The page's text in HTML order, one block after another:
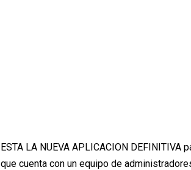
ESTA LA NUEVA APLICACION
que cuenta con un equipo de